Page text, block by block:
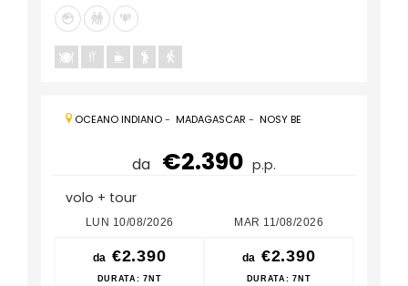
OCEANO INDIANO- MADAGASCAR - NOSY BE
da €2.390 p.p.
volo + tour
LUN 10/08/2026
da €2.390
DURATA: 7NT
MAR 11/08/2026
da €2.390
DURATA: 7NT